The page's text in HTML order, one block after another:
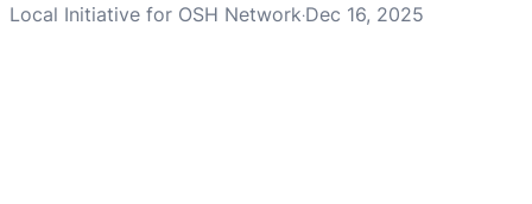
Local Initiative for OSH Network·Dec 16, 2025